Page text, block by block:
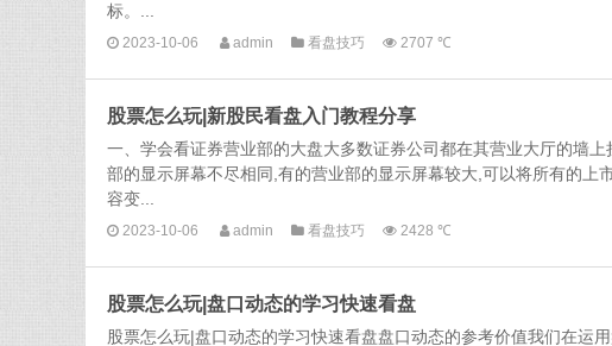
标。...
2023-10-06 admin 看盘技巧 2707 ℃
股票怎么玩|新股民看盘入门教程分享
一、学会看证券营业部的大盘大多数证券公司都在其营业大厅的墙
部的显示屏幕不尽相同,有的营业部的显示屏幕较大,可以将所有的
容变...
2023-10-06 admin 看盘技巧 2428 ℃
股票怎么玩|盘口动态的学习快速看盘
股票怎么玩|盘口动态的学习快速看盘盘口动态的参考价值我们在运